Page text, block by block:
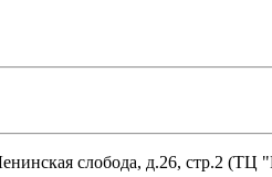
слобода, д.26, стр.2